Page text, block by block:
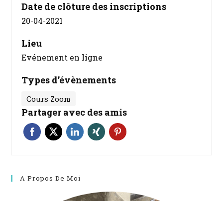
Date de clôture des inscriptions
20-04-2021
Lieu
Evénement en ligne
Types d’évènements
Cours Zoom
Partager avec des amis
A Propos De Moi